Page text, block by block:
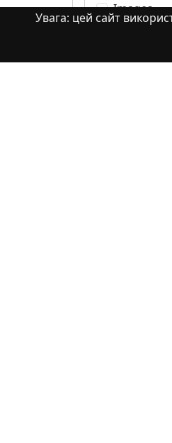
Увага: цей сайт
Images
Learning